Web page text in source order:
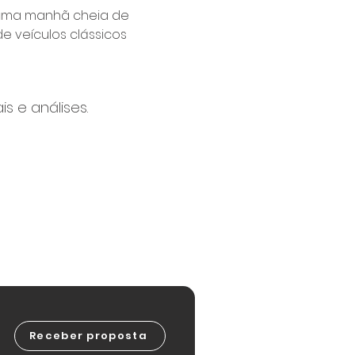
manhã cheia de
veículos clássicos
e análises.
Receber proposta